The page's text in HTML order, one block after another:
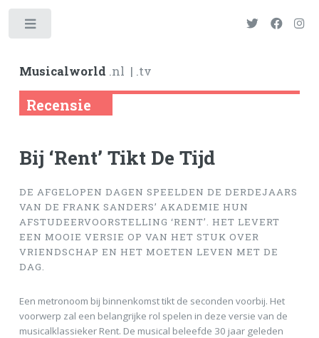
Musicalworld .nl | .tv
Recensie
Bij ‘Rent’ Tikt De Tijd
DE AFGELOPEN DAGEN SPEELDEN DE DERDEJAARS
VAN DE FRANK SANDERS’ AKADEMIE HUN
AFSTUDEERVOORSTELLING ‘RENT’. HET LEVERT
EEN MOOIE VERSIE OP VAN HET STUK OVER
VRIENDSCHAP EN HET MOETEN LEVEN MET DE
DAG.
Een metronoom bij binnenkomst tikt de seconden voorbij. Het
voorwerp zal een belangrijke rol spelen in deze versie van de
musicalklassieker Rent. De musical beleefde 30 jaar geleden